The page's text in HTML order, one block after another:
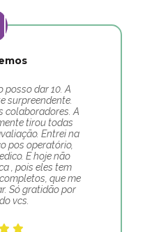
posso dar 10. A
surpreendente.
colaboradores. A
tirou todas
Entrei na
pos operatório,
E hoje não
, pois eles tem
que me
Só gratidão por
vcs.